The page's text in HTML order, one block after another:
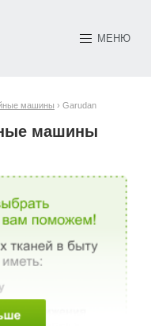
МЕНЮ
машины › Garudan
машины